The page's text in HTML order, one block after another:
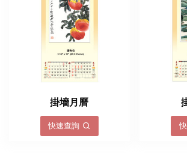
掛墻月曆
快速查詢